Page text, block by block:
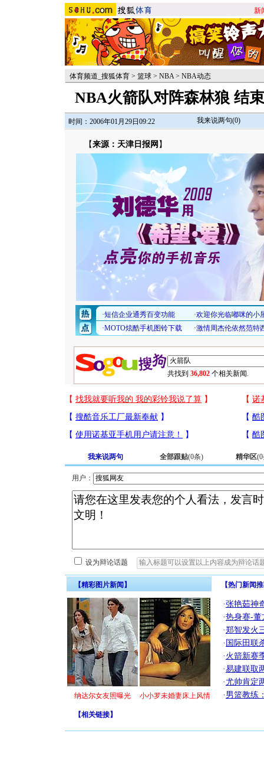
新
体育频道_搜狐体育 > 篮球 > NBA> NBA动态
NBA火箭队对阵森林狼 结
时间：2006年01月29日09:22 我来说两句(0)
【来源：天津日报网 】
共找到 36,802 个相关新闻.
我来说两句 全部跟贴(0条) 精华区(0
用户：
设为辩论话题
【精彩图片新闻】
纳达尔女友照曝光 小小罗未婚妻床上风情
【热门新闻
·张艳茹神
·热身赛-董
·郑智发火
· 国际田联
· 火箭新赛
·易建联取
·尤帅肯定
· 男篮教练
【相关链接】